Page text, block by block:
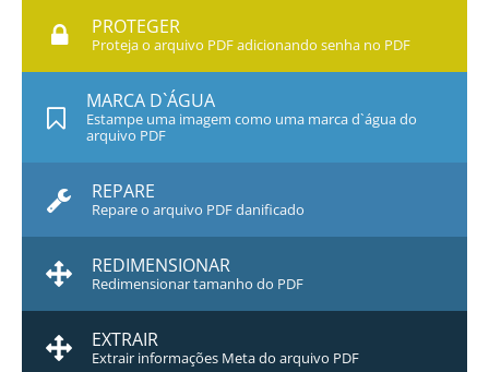
PROTEGER
Proteja o arquivo PDF adicionando senha no PDF
MARCA D`ÁGUA
Estampe uma imagem como uma marca d`água do
arquivo PDF
REPARE
Repare o arquivo PDF danificado
REDIMENSIONAR
Redimensionar tamanho do PDF
EXTRAIR
Extrair informações Meta do arquivo PDF